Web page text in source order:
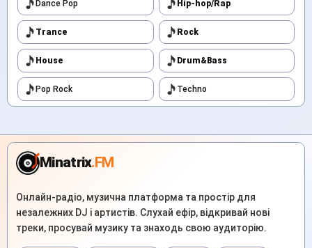
Dance Pop Hip-hop/Rap
Trance Rock
House Drum&Bass
Pop Rock Techno
Minatrix.FM
Онлайн-радіо, музична платформа та простір для
незалежних DJ і артистів. Слухай ефір, відкривай нові
треки, просувай музику та знаходь свою аудиторію.